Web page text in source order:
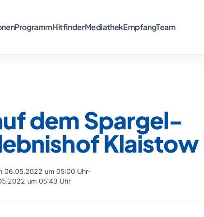
ProgrammHitfinderMediathekEmpfangTeam
dem Spargel-
Klaistow
06.05.2022 um 05:00 Uhr
um 05:43 Uhr